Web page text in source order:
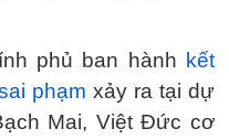
phủ ban hành kết
phạm xảy ra tại dự
Mai, Việt Đức cơ